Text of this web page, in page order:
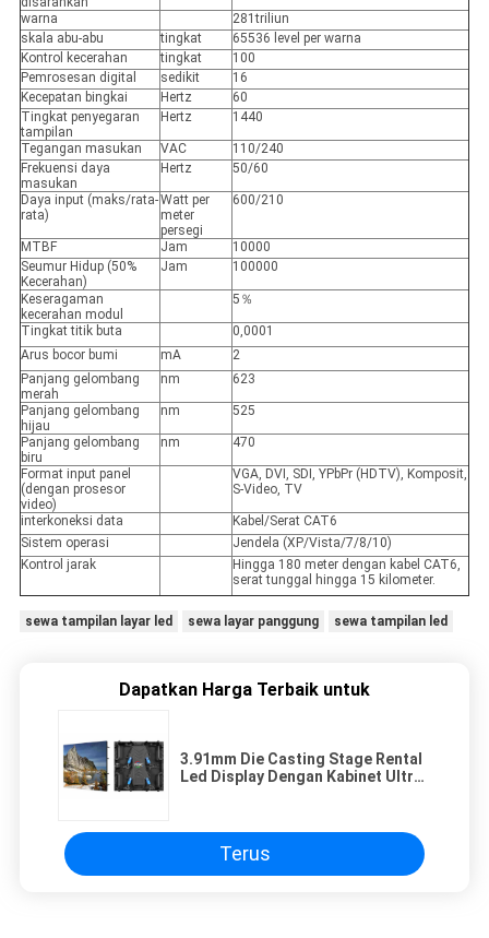
warna
281triliun
skala abu-abu
tingkat
65536 level per warna
Kontrol kecerahan
tingkat
100
Pemrosesan digital
sedikit
16
Kecepatan bingkai
Hertz
60
Tingkat penyegaran
tampilan
Hertz 1440
Tegangan masukan VAC
110/240
Frekuensi daya
masukan
Hertz 50/60
Daya input (maks/rata-
rata)
Watt per
meter
persegi
600/210
MTBF Jam
10000
Seumur Hidup (50%
Kecerahan)
Jam 100000
Keseragaman
kecerahan modul
5％
Tingkat titik buta
0,0001
Arus bocor bumi
mA
2
Panjang gelombang
merah
nm 623
Panjang gelombang
hijau
nm 525
Panjang gelombang
biru
nm 470
Format input panel
(dengan prosesor
video)
VGA, DVI, SDI, YPbPr (HDTV), Komposit,
S-Video, TV
interkoneksi data
Kabel/Serat CAT6
Sistem operasi
Jendela (XP/Vista/7/8/10)
Kontrol jarak
Hingga 180 meter dengan kabel CAT6,
serat tunggal hingga 15 kilometer.
sewa tampilan layar led sewa layar panggung sewa tampilan led
Dapatkan Harga Terbaik untuk
3.91mm Die Casting Stage Rental
Led Display Dengan Kabinet Ultra
Terus